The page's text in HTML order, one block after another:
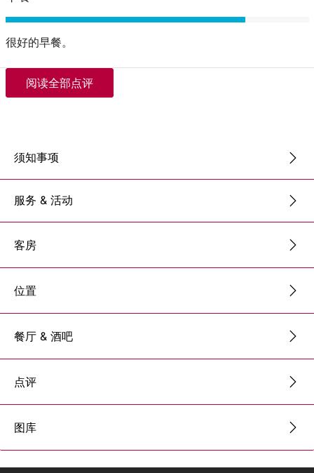
很好的早餐。
阅读全部点评
须知事项
服务 & 活动
客房
位置
餐厅 & 酒吧
点评
图库